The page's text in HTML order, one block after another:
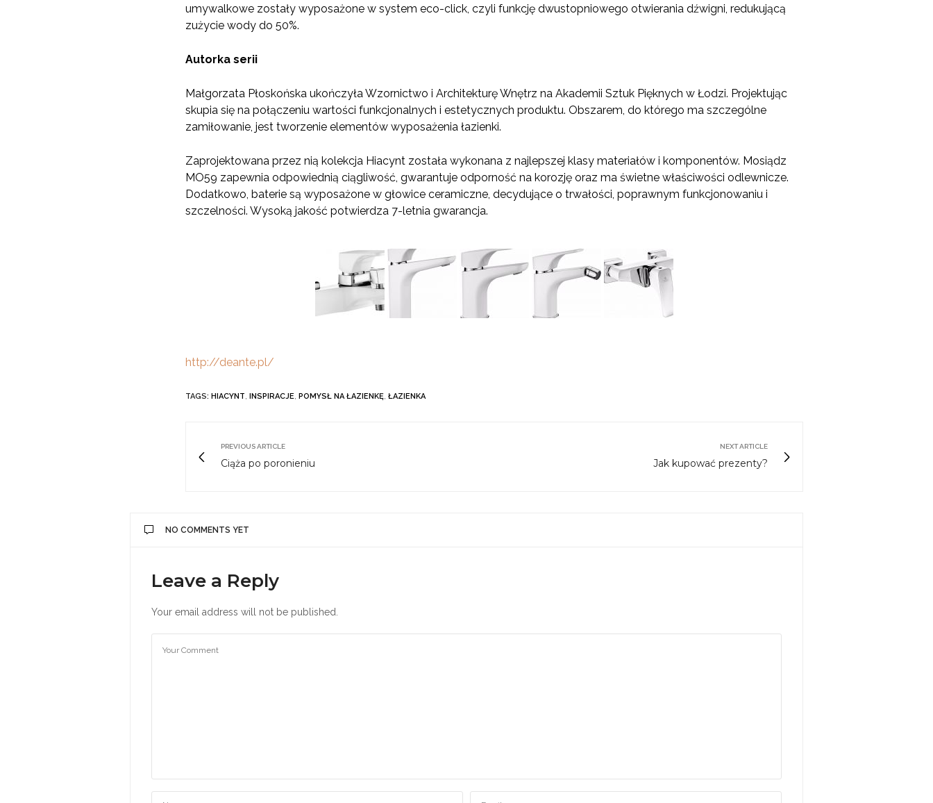
umywalkowe zostały wyposażone w system eco-click, czyli funkcję dwustopniowego otwierania dźwigni, redukującą
zużycie wody do 50%.
Autorka serii
Małgorzata Płoskońska ukończyła Wzornictwo i Architekturę Wnętrz na Akademii Sztuk Pięknych w Łodzi. Projektując
skupia się na połączeniu wartości funkcjonalnych i estetycznych produktu. Obszarem, do którego ma szczególne
zamiłowanie, jest tworzenie elementów wyposażenia łazienki.
Zaprojektowana przez nią kolekcja Hiacynt została wykonana z najlepszej klasy materiałów i komponentów. Mosiądz
MO59 zapewnia odpowiednią ciągliwość, gwarantuje odporność na korozję oraz ma świetne właściwości odlewnicze.
Dodatkowo, baterie są wyposażone w głowice ceramiczne, decydujące o trwałości, poprawnym funkcjonowaniu i
szczelności. Wysoką jakość potwierdza 7-letnia gwarancja.
http://deante.pl/
TAGS: HIACYNT, INSPIRACJE, POMYSŁ NA ŁAZIENKĘ, ŁAZIENKA
PREVIOUS ARTICLE
Ciąża po poronieniu
NEXT ARTICLE
Jak kupować prezenty?
NO COMMENTS YET
Leave a Reply
Your email address will not be published.